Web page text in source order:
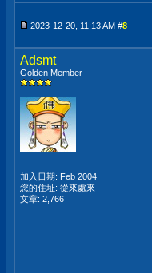
2023-12-20, 11:13 AM #8
Adsmt
Golden Member
加入日期: Feb 2004
您的住址: 從來處來
文章: 2,766